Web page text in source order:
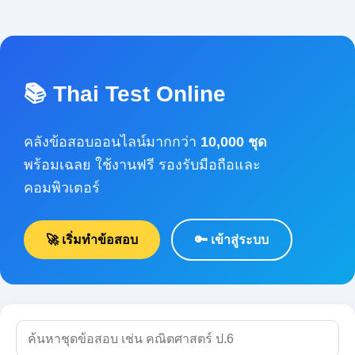
📚 Thai Test Online
คลังข้อสอบออนไลน์มากกว่า 10,000 ชุด
พร้อมเฉลย ใช้งานฟรี รองรับมือถือและ
คอมพิวเตอร์
🚀 เริ่มทำข้อสอบ 🔑 เข้าสู่ระบบ